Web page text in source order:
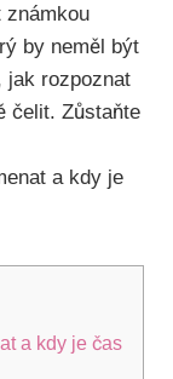
známkou
by neměl být
jak rozpoznat
čelit. Zůstaňte
a kdy je čas